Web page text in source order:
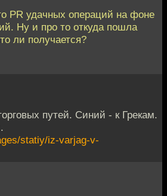
PR удачных операций на фоне
Ну и про то откуда пошла
ли получается?
путей. Синий - к Грекам.
statiy/iz-varjag-v-